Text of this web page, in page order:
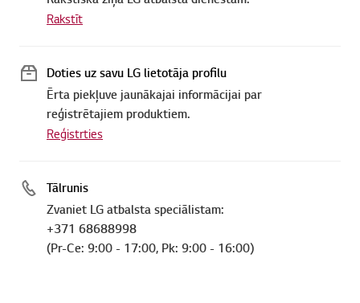
Rakstīt
Doties uz savu LG lietotāja profilu
Ērta piekļuve jaunākajai informācijai par
reģistrētajiem produktiem.
Reģistrties
Tālrunis
Zvaniet LG atbalsta speciālistam:
+371 68688998
(Pr-Ce: 9:00 - 17:00, Pk: 9:00 - 16:00)